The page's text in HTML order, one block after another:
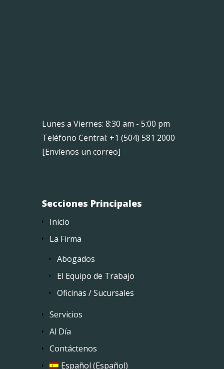
Lunes a Viernes: 8:30 am - 5:00 pm
Teléfono Central: +1 (504) 581 2000
[Envíenos un correo]
Secciones Principales
Inicio
La Firma
Abogados
El Equipo de Trabajo
Oficinas / Sucursales
Servicios
Al Día
Contáctenos
Español (Español)